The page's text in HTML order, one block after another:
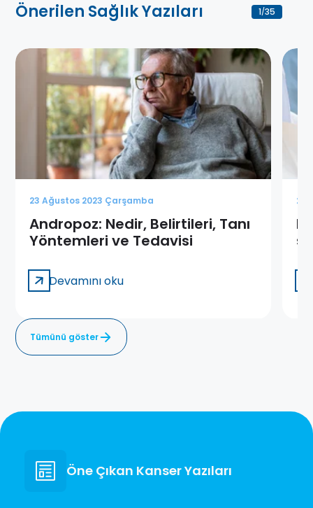
Önerilen Sağlık Yazıları 1/35
23 Ağustos 2023 Çarşamba
Andropoz: Nedir, Belirtileri, Tanı
Yöntemleri ve Tedavisi
Devamını oku
23
Tümünü göster
Öne Çıkan Kanser Yazıları